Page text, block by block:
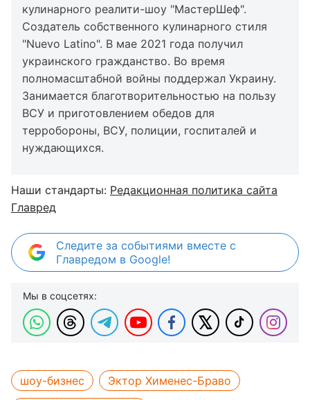
кулинарного реалити-шоу "МастерШеф".
Создатель собственного кулинарного стиля
"Nuevo Latino". В мае 2021 года получил
украинского гражданство. Во время
полномасштабной войны поддержал Украину.
Занимается благотворительностью на пользу
ВСУ и приготовлением обедов для
терробороны, ВСУ, полиции, госпиталей и
нуждающихся.
Наши стандарты: Редакционная политика сайта
Главред
Следите за событиями вместе с
Главредом в Google!
Мы в соцсетях:
шоу-бизнес
Эктор Хименес-Браво